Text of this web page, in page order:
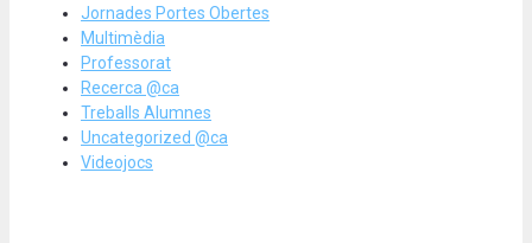
Jornades Portes Obertes
Multimèdia
Professorat
Recerca @ca
Treballs Alumnes
Uncategorized @ca
Videojocs